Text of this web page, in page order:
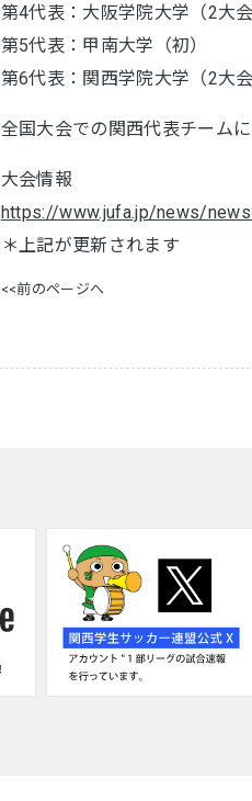
第4代表：大阪学院大学（2大会
第5代表：甲南大学（初）
第6代表：関西学院大学（2大
全国大会での関西代表チーム
大会情報
https://www.jufa.jp/news/
＊上記が更新されます
<<前のページへ